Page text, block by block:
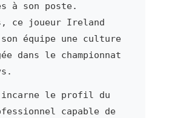
à son poste.
ce joueur Ireland
équipe une culture
dans le championnat
le profil du
capable de